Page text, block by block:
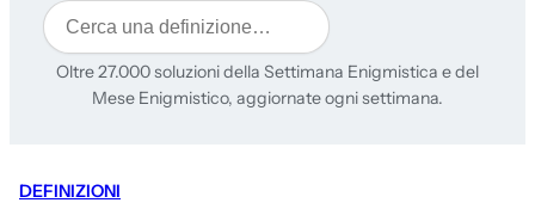
Cerca
Oltre 27.000 soluzioni della Settimana Enigmistica e del
Mese Enigmistico, aggiornate ogni settimana.
DEFINIZIONI